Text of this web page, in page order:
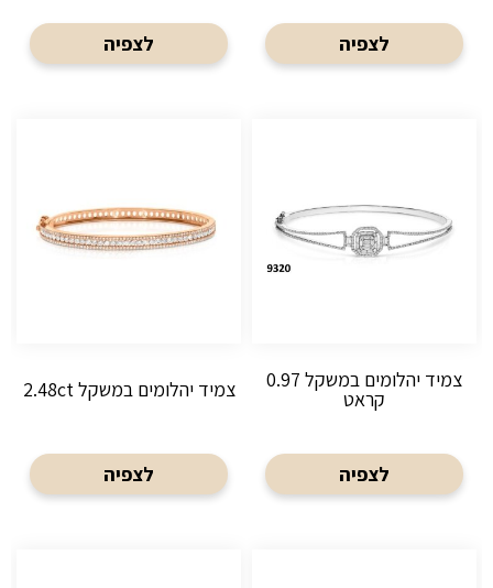
לצפיה לצפיה
צמיד יהלומים במשקל 0.97
קראט
לצפיה
צמיד יהלומים במשקל 2.48ct
לצפיה